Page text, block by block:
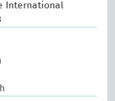
International